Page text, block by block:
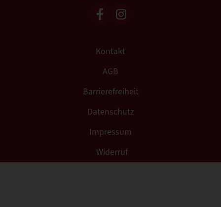
Kontakt
AGB
Barrierefreiheit
Datenschutz
Impressum
Widerruf